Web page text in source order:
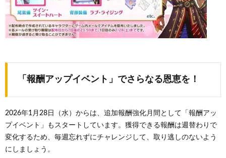
「報酬アップイベント」でさらなる恩恵を！
2026年1月28日（水）からは、追加報酬強化月間として「報酬アッ
プイベント」もスタートしています。獲得できる報酬は週替わりで
変化するため、毎週忘れずにチャレンジして、取り逃しのないよう
にしましょう。